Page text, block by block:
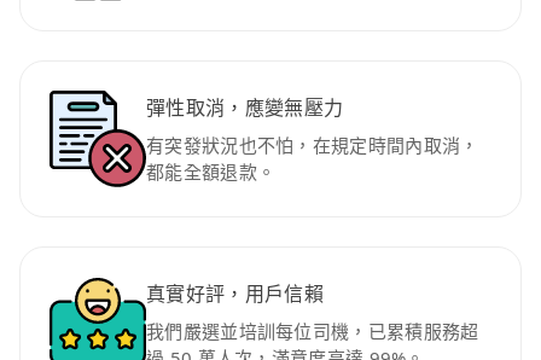
彈性取消，應變無壓力
有突發狀況也不怕，在規定時間內取消，
都能全額退款。
真實好評，用戶信賴
我們嚴選並培訓每位司機，已累積服務超